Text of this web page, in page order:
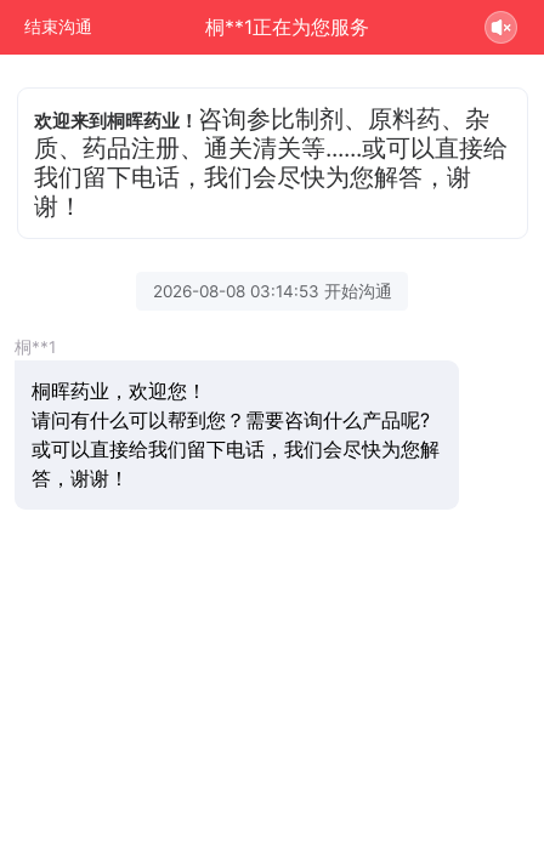
结束沟通 桐**1正在为您服务
欢迎来到桐晖药业！ 咨询参比制剂、原料药、杂
质、药品注册、通关清关等......或可以直接给
我们留下电话，我们会尽快为您解答，谢
谢！
2026-08-08 03:14:53 开始沟通
桐**1
桐晖药业，欢迎您！
请问有什么可以帮到您？需要咨询什么产品呢?
或可以直接给我们留下电话，我们会尽快为您解
答，谢谢！